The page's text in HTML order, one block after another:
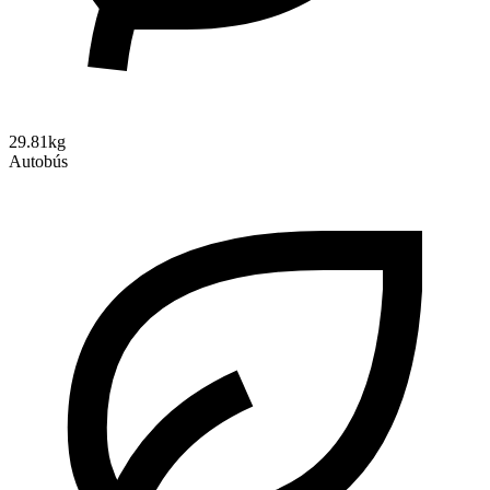
29.81kg
Autobús